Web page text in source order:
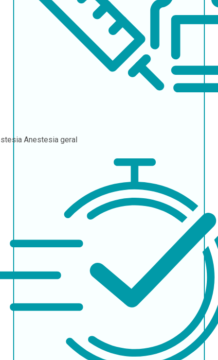
Anestesia geral